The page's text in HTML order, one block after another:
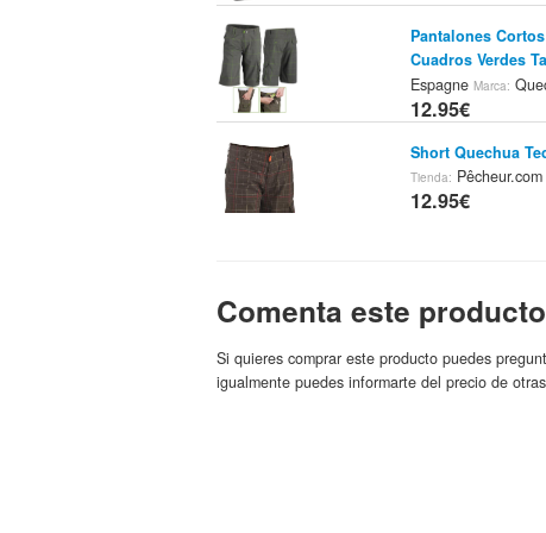
Pantalones
Cuadros Verdes
EspagneMarca:
12.95€
Short Quechua
Tienda:
12.95€
Botella
pêcheur.com
Comenta este producto
Si quieres comprar este producto puedes
igualmente puedes informarte del precio de